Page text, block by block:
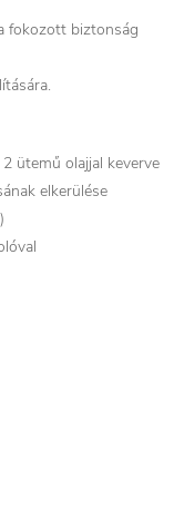
fokozott biztonság
ütemű olajjal keverve
elkerülése